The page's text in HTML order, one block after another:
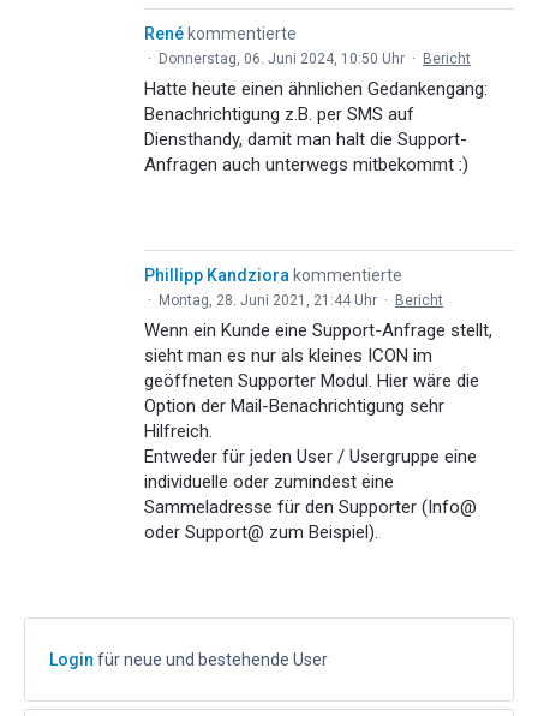
René kommentierte
· Donnerstag, 06. Juni 2024, 10:50 Uhr · Bericht
Hatte heute einen ähnlichen Gedankengang:
Benachrichtigung z.B. per SMS auf
Diensthandy, damit man halt die Support-
Anfragen auch unterwegs mitbekommt :)
Phillipp Kandziora kommentierte
· Montag, 28. Juni 2021, 21:44 Uhr · Bericht
Wenn ein Kunde eine Support-Anfrage stellt,
sieht man es nur als kleines ICON im
geöffneten Supporter Modul. Hier wäre die
Option der Mail-Benachrichtigung sehr
Hilfreich.
Entweder für jeden User / Usergruppe eine
individuelle oder zumindest eine
Sammeladresse für den Supporter (Info@
oder Support@ zum Beispiel).
Login für neue und bestehende User